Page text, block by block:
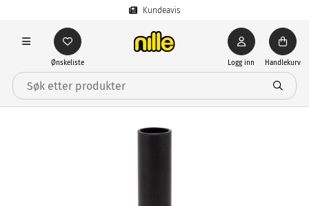
Kundeavis
Ønskeliste Logg inn Handlekurv